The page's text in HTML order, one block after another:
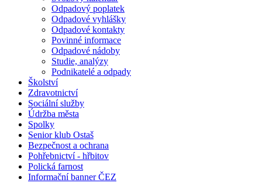
Odpadový poplatek
Odpadové vyhlášky
Odpadové kontakty
Povinné informace
Odpadové nádoby
Studie, analýzy
Podnikatelé a odpady
Školství
Zdravotnictví
Sociální služby
Údržba města
Spolky
Senior klub Ostaš
Bezpečnost a ochrana
Pohřebnictví - hřbitov
Polická farnost
Informační banner ČEZ